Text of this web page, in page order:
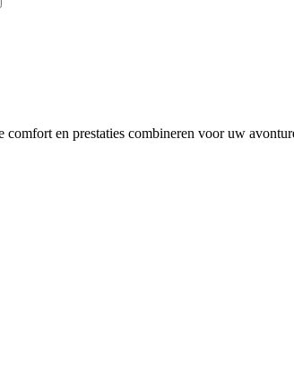
en prestaties combineren voor uw